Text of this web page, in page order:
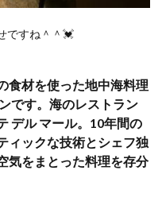
ですね＾＾💓
食材を使った地中海料理
です。海のレストラン
デル マール。10年間の
ィックな技術とシェフ独
気をまとった料理を存分